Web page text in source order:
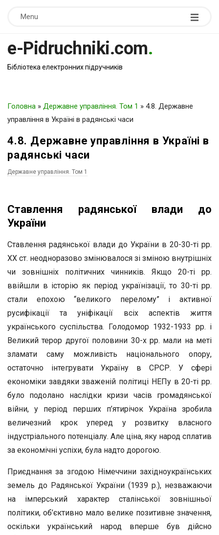
Menu
e-Pidruchniki.com.
Бібліотека електронних підручників
Головна » Державне управління. Том 1 » 4.8. Державне
управління в Україні в радянські часи
4.8. Державне управління в Україні в
радянські часи
Державне управління. Том 1
Ставлення радянської влади до
України
Ставлення радянської влади до України в 20-30-ті рр.
XX ст. неодноразово змінювалося зі зміною внутрішніх
чи зовнішніх політичних чинників. Якщо 20-ті рр.
ввійшли в історію як період українізації, то 30-ті рр.
стали епохою “великого перелому” і активної
русифікації та уніфікації всіх аспектів життя
українського суспільства. Голодомор 1932-1933 рр. і
Великий терор другої половини 30-х рр. мали на меті
зламати саму можливість національного опору,
остаточно інтегрувати Україну в СРСР. У сфері
економіки завдяки зваженій політиці НЕПу в 20-ті рр.
було подолано наслідки кризи часів громадянської
війни, у період перших п’ятирічок Україна зробила
величезний крок уперед у розвитку власного
індустріального потенціалу. Але ціна, яку народ сплатив
за економічні успіхи, була надто дорогою.
Приєднання за згодою Німеччини західноукраїнських
земель до Радянської України (1939 р.), незважаючи
на імперський характер сталінської зовнішньої
політики, об’єктивно мало велике позитивне значення,
оскільки український народ вперше був дійсно